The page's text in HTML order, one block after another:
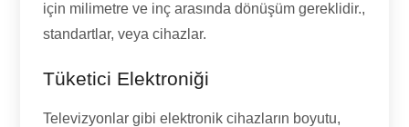
için milimetre ve inç arasında dönüşüm gereklidir.,
standartlar, veya cihazlar.
Tüketici Elektroniği
Televizyonlar gibi elektronik cihazların boyutu,